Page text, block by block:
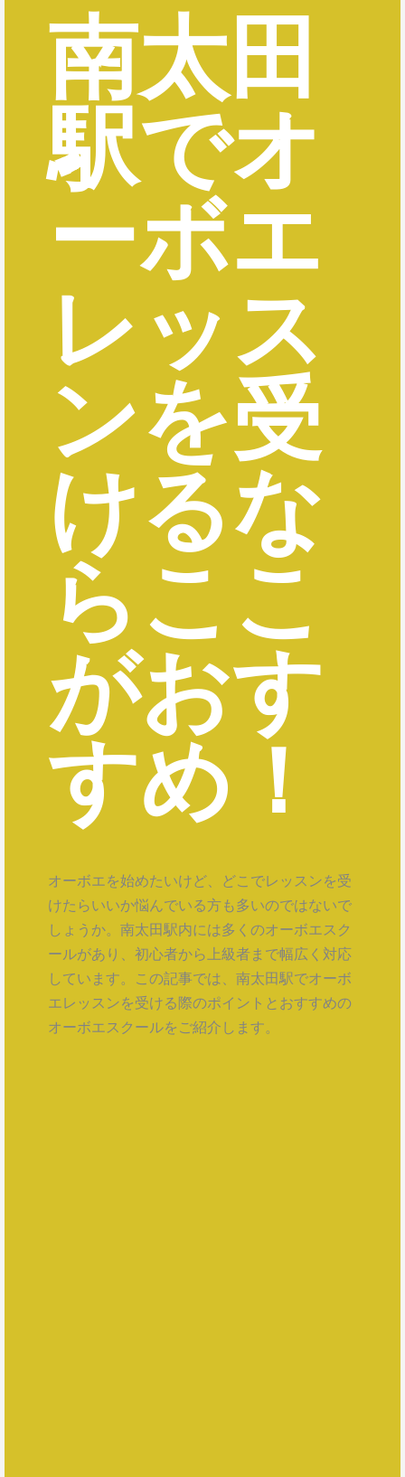
南太田
駅でオ
ーボエ
レッス
ンを受
けるな
らここ
がおす
すめ！
オーボエを始めたいけど、どこでレッスンを受
けたらいいか悩んでいる方も多いのではないで
しょうか。南太田駅内には多くのオーボエスク
ールがあり、初心者から上級者まで幅広く対応
しています。この記事では、南太田駅でオーボ
エレッスンを受ける際のポイントとおすすめの
オーボエスクールをご紹介します。